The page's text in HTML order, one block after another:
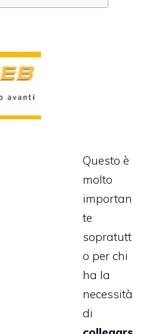
Questo è
molto
importan
te
sopratutt
o per chi
ha la
necessità
di